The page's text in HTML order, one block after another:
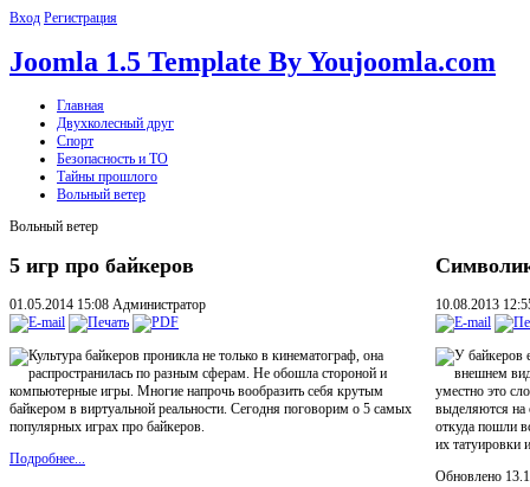
Вход Регистрация
Joomla 1.5 Template By Youjoomla.com
Главная
Двухколесный друг
Спорт
Безопасность и ТО
Тайны прошлого
Вольный ветер
Вольный ветер
5 игр про байкеров
01.05.2014 15:08 Администратор
Культура байкеров проникла не только в кинематограф, она
распространилась по разным сферам. Не обошла стороной и
компьютерные игры. Многие напрочь вообразить себя крутым
байкером в виртуальной реальности. Сегодня поговорим о 5 самых
популярных играх про байкеров.
Подробнее...
10.08.2013
У байкеров
внешнем
уместно это
выделяются на
откуда пошли
их татуировки
Обновлено